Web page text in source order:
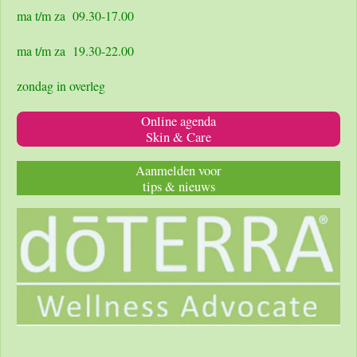
o
r
m
p
ma t/m za 09.30-17.00
ma t/m za 19.30-22.00
zondag in overleg
Online agenda
Skin & Care
Aanmelden voor
tips & nieuws